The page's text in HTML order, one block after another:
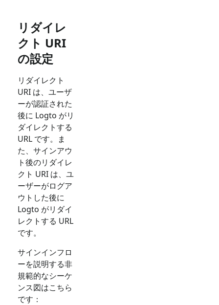
リダイレ
クト URI
の設定
リダイレクト
URI は、ユーザ
ーが認証された
後に Logto がリ
ダイレクトする
URL です。ま
た、サインアウ
ト後のリダイレ
クト URI は、ユ
ーザーがログア
ウトした後に
Logto がリダイ
レクトする URL
です。
サインインフロ
ーを説明する非
規範的なシーケ
ンス図はこちら
です：